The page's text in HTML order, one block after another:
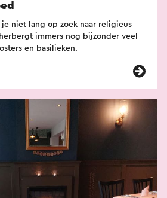
niet lang op zoek naar religieus
immers nog bijzonder veel
en basilieken.